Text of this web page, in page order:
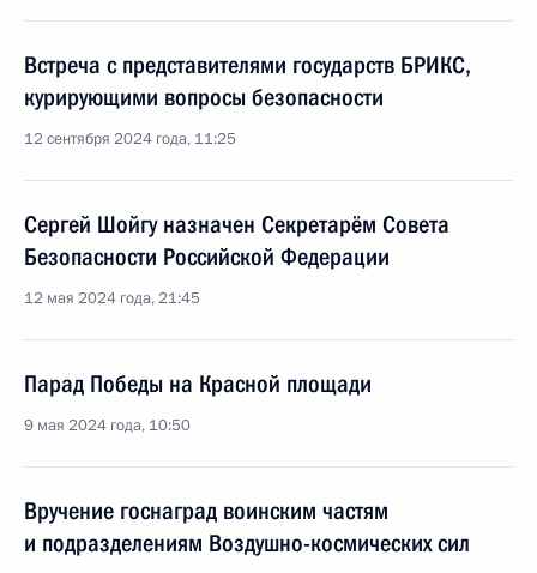
Встреча с представителями государств БРИКС,
курирующими вопросы безопасности
12 сентября 2024 года, 11:25
Сергей Шойгу назначен Секретарём Совета
Безопасности Российской Федерации
12 мая 2024 года, 21:45
Парад Победы на Красной площади
9 мая 2024 года, 10:50
Вручение госнаград воинским частям
и подразделениям Воздушно-космических сил